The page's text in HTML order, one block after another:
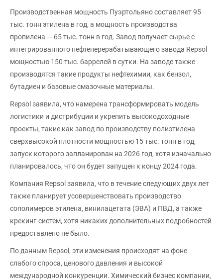
Производственная мощность Пуэртольяно составляет 95
тыс. тонн этилена в год, а мощность производства
пропилена — 65 тыс. тонн в год. Завод получает сырье с
интегрированного нефтеперерабатывающего завода Repsol
мощностью 150 тыс. баррелей в сутки. На заводе также
производятся такие продукты нефтехимии, как бензол,
бутадиен и базовые смазочные материалы.
Repsol заявила, что намерена трансформировать модель
логистики и дистрибуции и укрепить высокодоходные
проекты, такие как завод по производству полиэтилена
сверхвысокой плотности мощностью 15 тыс. тонн в год,
запуск которого запланирован на 2026 год, хотя изначально
планировалось, что он будет запущен к концу 2024 года.
Компания Repsol заявила, что в течение следующих двух лет
также планирует усовершенствовать производство
сополимеров этилена, винилацетата (ЭВА) и ПВД, а также
крекинг-систем, хотя никаких дополнительных подробностей
предоставлено не было.
По данным Repsol, эти изменения происходят на фоне
слабого спроса, ценового давления и высокой
международной конкуренции. Химический бизнес компании,